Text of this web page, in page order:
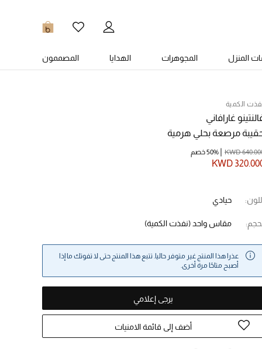
0
المنزل المجوهرات الهدايا المصممون
الكمية
غارافاني
مرصعة بحلي هرمية
KWD
KWD 50% خصم
حيادي
مقاس واحد (نفذت الكمية)
عذرا هذا المنتج غير متوفر حاليا. تتبع هذا المنتج حتى لا تفوتك ما إذا
أصبح متاحًا مرة أخرى.
يرجى إعلامي
أضف إلى قائمة الامنيات